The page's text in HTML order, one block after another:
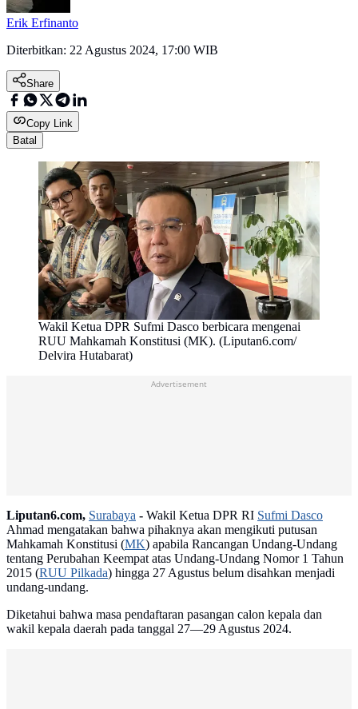
Erik Erfinanto
Diterbitkan: 22 Agustus 2024, 17:00 WIB
Share
Copy Link
Batal
Wakil Ketua DPR Sufmi Dasco berbicara mengenai
RUU Mahkamah Konstitusi (MK). (Liputan6.com/
Delvira Hutabarat)
Advertisement
Liputan6.com, Surabaya - Wakil Ketua DPR RI Sufmi Dasco
Ahmad mengatakan bahwa pihaknya akan mengikuti putusan
Mahkamah Konstitusi (MK) apabila Rancangan Undang-Undang
tentang Perubahan Keempat atas Undang-Undang Nomor 1 Tahun
2015 (RUU Pilkada) hingga 27 Agustus belum disahkan menjadi
undang-undang.
Diketahui bahwa masa pendaftaran pasangan calon kepala dan
wakil kepala daerah pada tanggal 27—29 Agustus 2024.